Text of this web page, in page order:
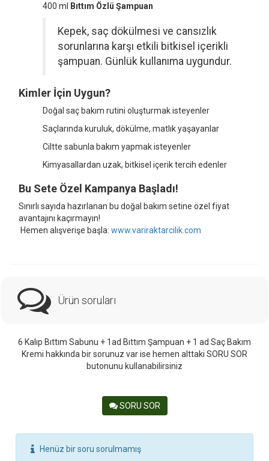
400 ml Bıttım Özlü Şampuan
Kepek, saç dökülmesi ve cansızlık
sorunlarına karşı etkili bitkisel içerikli
şampuan. Günlük kullanıma uygundur.
Kimler İçin Uygun?
Doğal saç bakım rutini oluşturmak isteyenler
Saçlarında kuruluk, dökülme, matlık yaşayanlar
Ciltte sabunla bakım yapmak isteyenler
Kimyasallardan uzak, bitkisel içerik tercih edenler
Bu Sete Özel Kampanya Başladı!
Sınırlı sayıda hazırlanan bu doğal bakım setine özel fiyat
avantajını kaçırmayın!
Hemen alışverişe başla: www.variraktarcilik.com
Ürün soruları
6 Kalıp Bıttım Sabunu + 1ad Bıttım Şampuan + 1 ad Saç Bakım
Kremi hakkında bir sorunuz var ise hemen alttaki SORU SOR
butonunu kullanabilirsiniz
SORU SOR
Henüz bir soru sorulmamış